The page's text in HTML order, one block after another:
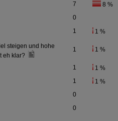
7 8 %
0
1 1 %
steigen und hohe
eh klar?
1 1 %
1 1 %
1 1 %
0
0